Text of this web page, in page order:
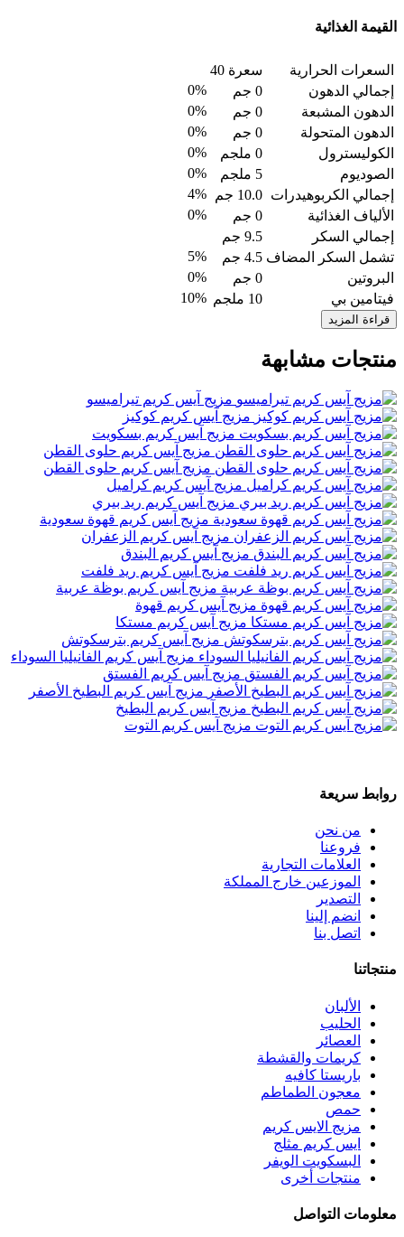
القيمة الغذائية
السعرات الحرارية
سعرة 40
إجمالي الدهون
0 جم
0%
الدهون المشبعة
0 جم
0%
الدهون المتحولة
0 جم
0%
الكوليسترول
0 ملجم
0%
الصوديوم
5 ملجم
0%
إجمالي الكربوهيدرات 10.0 جم
4%
الألياف الغذائية
0 جم
0%
إجمالي السكر
9.5 جم
تشمل السكر المضاف 4.5 جم
5%
البروتين
0 جم
0%
فيتامين بي
10 ملجم 10%
قراءة المزيد
منتجات مشابهة
مزيج آيس كريم تيراميسو
مزيج آيس كريم كوكيز
مزيج آيس كريم بسكويت
مزيج آيس كريم حلوى القطن
مزيج آيس كريم حلوى القطن
مزيج آيس كريم كراميل
مزيج آيس كريم ريد بيري
مزيج آيس كريم قهوة سعودية
مزيج آيس كريم الزعفران
مزيج آيس كريم البندق
مزيج آيس كريم ريد فلفت
مزيج آيس كريم بوظة عربية
مزيج آيس كريم قهوة
مزيج آيس كريم مستكا
مزيج آيس كريم بترسكوتش
مزيج آيس كريم الفانيليا السوداء
مزيج آيس كريم الفستق
مزيج آيس كريم البطيخ الأصفر
مزيج آيس كريم البطيخ
مزيج آيس كريم التوت
روابط سريعة
من نحن
فروعنا
العلامات التجارية
الموزعين خارج المملكة
التصدير
انضم إلينا
اتصل بنا
منتجاتنا
الألبان
الحليب
العصائر
كريمات والقشطة
باريستا كافيه
معجون الطماطم
حمص
مزيج الايس كريم
ايس كريم مثلج
البسكويت الويفر
منتجات أخرى
معلومات التواصل